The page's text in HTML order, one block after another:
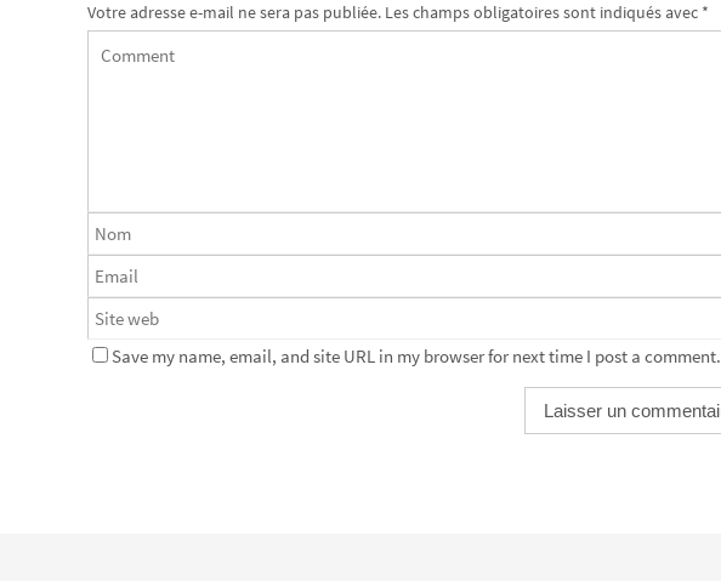
Votre adresse e-mail ne sera pas publiée. Les champs obligatoires sont indiqués avec *
Save my name, email, and site URL in my browser for next time I post a comment.